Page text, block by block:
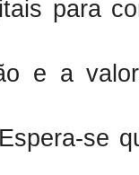
para
e a
se